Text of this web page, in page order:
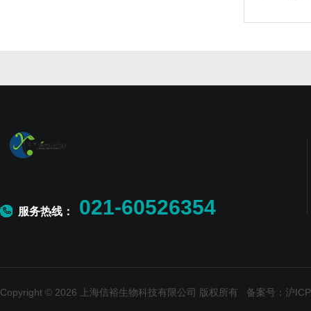
服务热线： 021-60526354
Copyright © 2026 上海信裕生物科技有限公司 版权所有 备案号：沪